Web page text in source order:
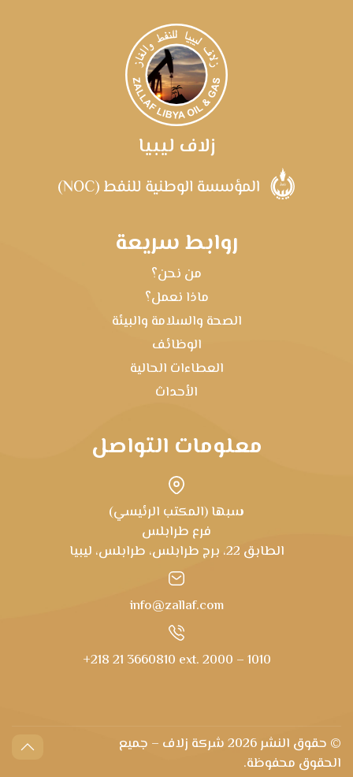
زلاف ليبيا
روابط سريعة
من نحن؟
ماذا نعمل؟
الصحة والسلامة والبيئة
الوظائف
العطاءات الحالية
الأحداث
معلومات التواصل
سبها (المكتب الرئيسي)
فرع طرابلس
الطابق 22، برج طرابلس، طرابلس، ليبيا
info@zallaf.com
+218 21 3660810 ext. 2000 – 1010
© حقوق النشر
2026 شركة زلاف – جميع
الحقوق محفوظة.